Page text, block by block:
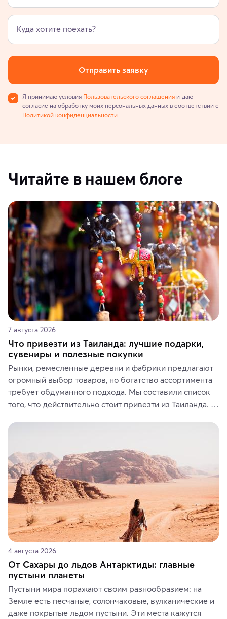
Куда хотите поехать?
Отправить заявку
Я принимаю условия Пользовательского соглашения и даю
согласие на обработку моих персональных данных в соответствии с
Политикой конфиденциальности
Читайте в нашем блоге
7 августа 2026
Что привезти из Таиланда: лучшие подарки,
сувениры и полезные покупки
Рынки, ремесленные деревни и фабрики предлагают
огромный выбор товаров, но богатство ассортимента
требует обдуманного подхода. Мы составили список
того, что действительно стоит привезти из Таиланда.
средства, одежду, украшения, предметы интерьера
где их купить.
4 августа 2026
От Сахары до льдов Антарктиды: главные
пустыни планеты
Пустыни мира поражают своим разнообразием: на
Земле есть песчаные, солончаковые, вулканические и
даже покрытые льдом пустыни. Эти места кажутся